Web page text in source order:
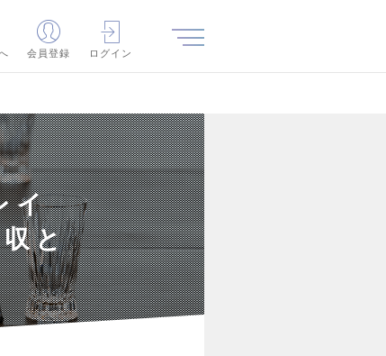
会員登録 ログイン
イ
と